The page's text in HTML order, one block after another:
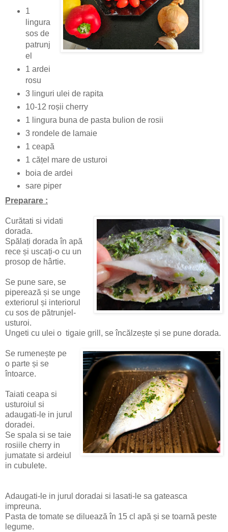
1
lingura
sos de
patrunj
el
1 ardei
rosu
3 linguri ulei de rapita
10-12 roșii cherry
1 lingura buna de pasta bulion de rosii
3 rondele de lamaie
1 ceapă
1 cățel mare de usturoi
boia de ardei
sare piper
Preparare :
Curătati si vidati
dorada.
Spălați dorada în apă
rece și uscați-o cu un
prosop de hârtie.
Se pune sare, se
piperează și se unge
exteriorul și interiorul
cu sos de pătrunjel-
usturoi.
Ungeti cu ulei o tigaie grill, se încălzește și se pune dorada.
Se rumenește pe
o parte și se
întoarce.
Taiati ceapa si
usturoiul si
adaugati-le in jurul
doradei.
Se spala si se taie
rosiile cherry in
jumatate si ardeiul
in cubulete.
Adaugati-le in jurul doradai si lasati-le sa gateasca
impreuna.
Pasta de tomate se diluează în 15 cl apă și se toarnă peste
legume.